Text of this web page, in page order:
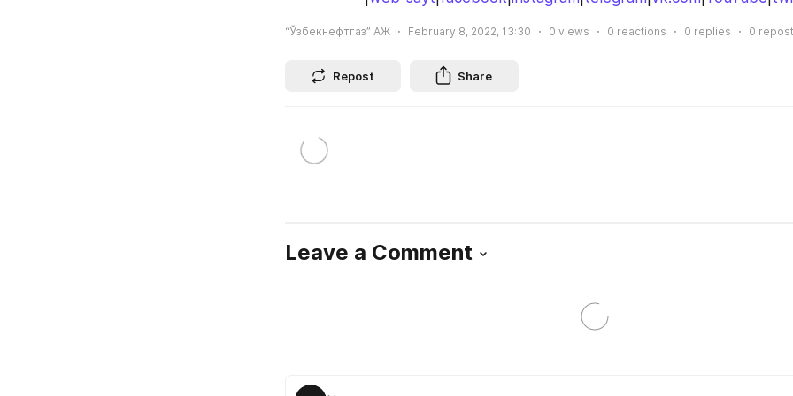
“Ўзбекнефтгаз” АЖ February 8, 2022, 13:30 0 views 0 reactions 0 replies 0
Repost Share
Leave a Comment